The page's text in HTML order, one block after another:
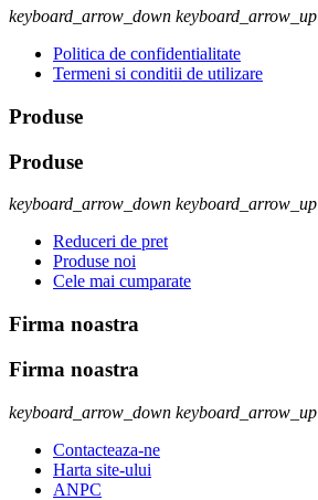
keyboard_arrow_down keyboard_arrow_up
Politica de confidentialitate
Termeni si conditii de utilizare
Produse
Produse
keyboard_arrow_down keyboard_arrow_up
Reduceri de pret
Produse noi
Cele mai cumparate
Firma noastra
Firma noastra
keyboard_arrow_down keyboard_arrow_up
Contacteaza-ne
Harta site-ului
ANPC